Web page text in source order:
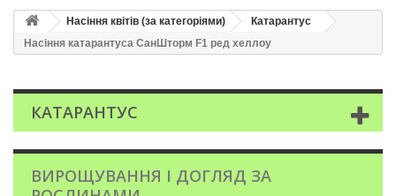
Насіння квітів (за категоріями)
Катарантус
Насіння катарантуса СанШторм F1 ред хеллоу
КАТАРАНТУС
ВИРОЩУВАННЯ І ДОГЛЯД ЗА